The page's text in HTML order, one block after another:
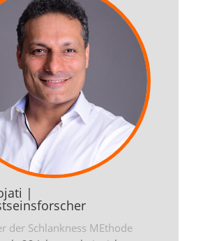
|
der Schlankness MEthode